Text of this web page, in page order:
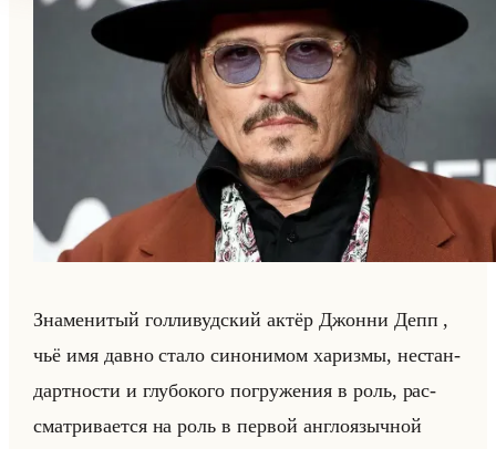
Зна­ме­ни­тый гол­ли­вуд­ский актёр Джон­ни Депп ,
чьё имя давно стало си­но­ни­мом ха­риз­мы, нестан­
дарт­но­сти и глу­бо­ко­го по­гру­же­ния в роль, рас­
смат­ри­ва­ет­ся на роль в пер­вой ан­гло­языч­ной